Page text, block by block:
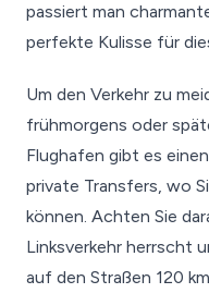
passiert man
perfekte Kulisse für
Um den Verkehr zu
frühmorgens oder
Flughafen gibt es
private Transfers, wo
können. Achten Sie
Linksverkehr herrscht
auf den Straßen 120